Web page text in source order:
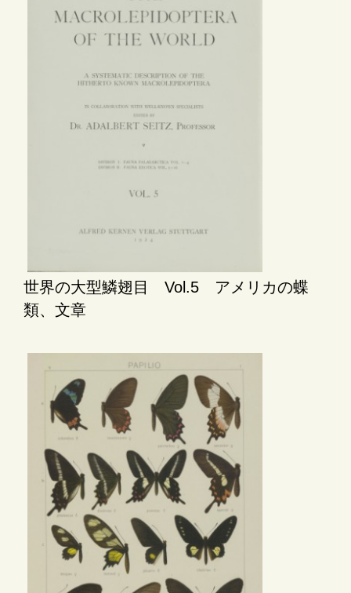
世界の大型鱗翅目 Vol.5 アメリカの蝶
類、文章